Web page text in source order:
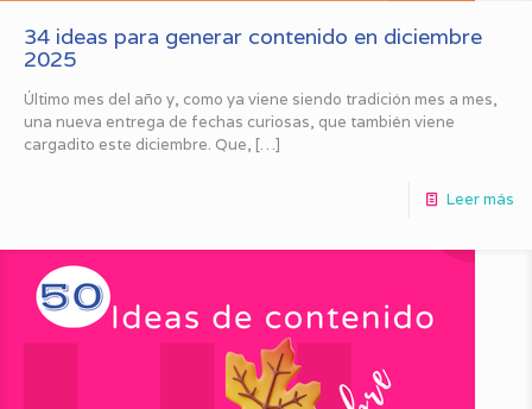
34 ideas para generar contenido en diciembre
2025
Último mes del año y, como ya viene siendo tradición mes a mes,
una nueva entrega de fechas curiosas, que también viene
cargadito este diciembre. Que, […]
Leer más